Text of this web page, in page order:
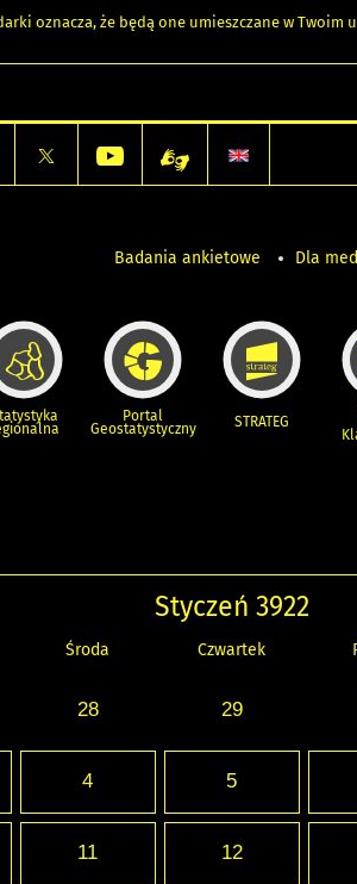
oznacza, że będą one umieszczane w Twoim
Badania ankietowe Dla
Portal
Geostatystyczny STRATEG
Styczeń 3922
Środa Czwartek
28 29
4 5
11 12